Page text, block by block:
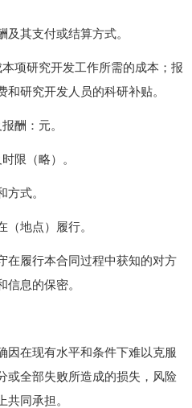
其支付或结算方式。
研究开发工作所需的成本；报
研究开发人员的科研补贴。
酬：元。
限（略）。
式。
地点）履行。
履行本合同过程中获知的对方
息的保密。
在现有水平和条件下难以克服
或全部失败所造成的损失，风险
共同承担。